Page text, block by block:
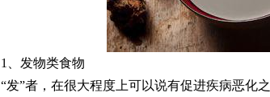
1、发物类食物
“发”者，在很大程度上可以说有促进疾病恶化